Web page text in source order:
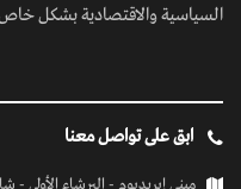
السياسية والاقتصادية بشكل
ابق على تواصل معنا
مبنى إيريديوم - البرشاء الأولى -